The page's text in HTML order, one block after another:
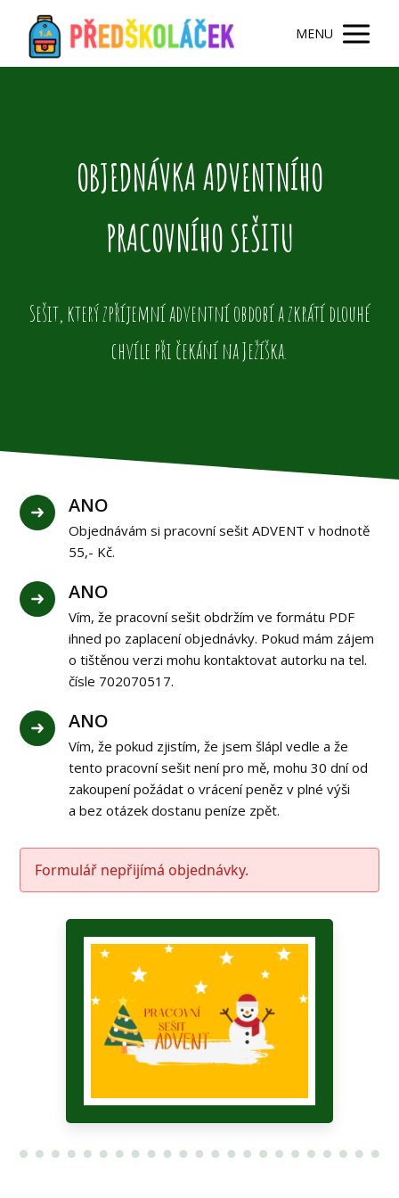
MENU
OBJEDNÁVKA ADVENTNÍHO
PRACOVNÍHO SEŠITU
Sešit, který zpříjemní adventní období a zkrátí dlouhé
chvíle při čekání na Ježíška.
ANO
Objednávám si pracovní sešit ADVENT v hodnotě
55,- Kč.
ANO
Vím, že pracovní sešit obdržím ve formátu PDF
ihned po zaplacení objednávky. Pokud mám zájem
o tištěnou verzi mohu kontaktovat autorku na tel.
čísle 702070517.
ANO
Vím, že pokud zjistím, že jsem šlápl vedle a že
tento pracovní sešit není pro mě, mohu 30 dní od
zakoupení požádat o vrácení peněz v plné výši
a bez otázek dostanu peníze zpět.
Formulář nepřijímá objednávky.